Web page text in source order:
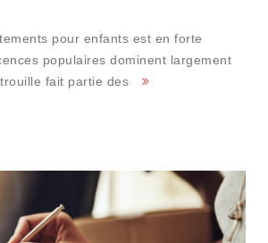
pour enfants est en forte
populaires dominent largement
fait partie des